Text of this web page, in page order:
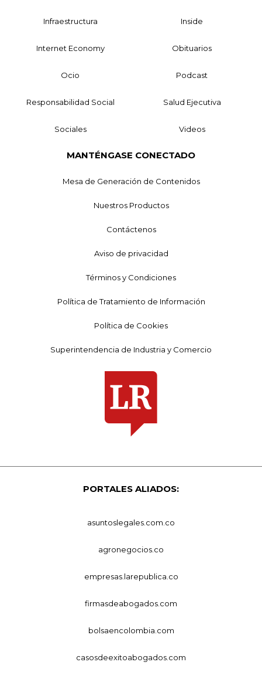
Infraestructura Inside
Internet Economy Obituarios
Ocio Podcast
Responsabilidad Social Salud Ejecutiva
Sociales Videos
MANTÉNGASE CONECTADO
Mesa de Generación de Contenidos
Nuestros Productos
Contáctenos
Aviso de privacidad
Términos y Condiciones
Política de Tratamiento de Información
Política de Cookies
Superintendencia de Industria y Comercio
PORTALES ALIADOS:
asuntoslegales.com.co
agronegocios.co
empresas.larepublica.co
firmasdeabogados.com
bolsaencolombia.com
casosdeexitoabogados.com